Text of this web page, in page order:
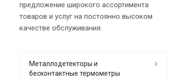
предложение широкого ассортимента
товаров и услуг на постоянно высоком
качестве обслуживания.
Металлодетекторы и
бесконтактные термометры